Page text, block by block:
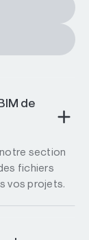
de
section
fichiers
vos projets.